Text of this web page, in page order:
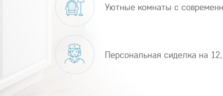
Уютные комнаты с
Персональная сиделка на